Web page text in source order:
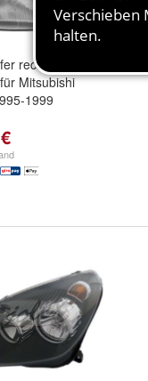
rechts + links Set
Mitsubishi
1999